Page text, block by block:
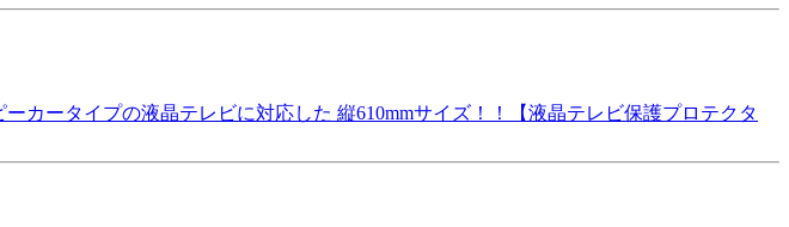
カータイプの液晶テレビに対応した 縦610mmサイズ！！【液晶テレビ保護プロテクタ